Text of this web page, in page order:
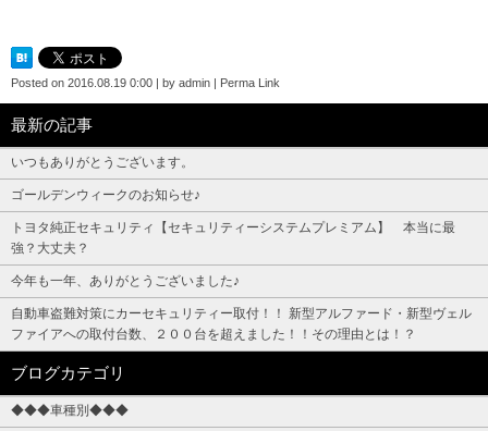
Posted on 2016.08.19 0:00 | by admin | Perma Link
最新の記事
いつもありがとうございます。
ゴールデンウィークのお知らせ♪
トヨタ純正セキュリティ【セキュリティーシステムプレミアム】 本当に最
強？大丈夫？
今年も一年、ありがとうございました♪
自動車盗難対策にカーセキュリティー取付！！ 新型アルファード・新型ヴェル
ファイアへの取付台数、２００台を超えました！！その理由とは！？
ブログカテゴリ
◆◆◆車種別◆◆◆